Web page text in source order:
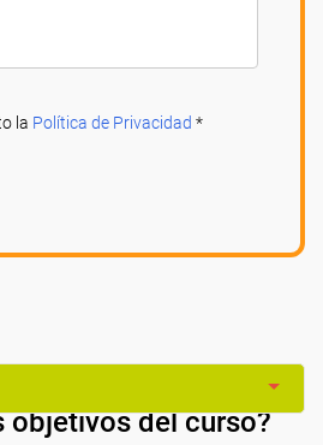
la Política de Privacidad *
objetivos del curso?